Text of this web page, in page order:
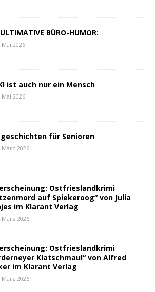
BÜRO-HUMOR:
Mai 2026
ist auch nur ein Mensch
Mai 2026
für Senioren
März 2026
Ostfrieslandkrimi
auf Spiekeroog“ von Julia
im Klarant Verlag
März 2026
Ostfrieslandkrimi
Klatschmaul“ von Alfred
im Klarant Verlag
März 2026